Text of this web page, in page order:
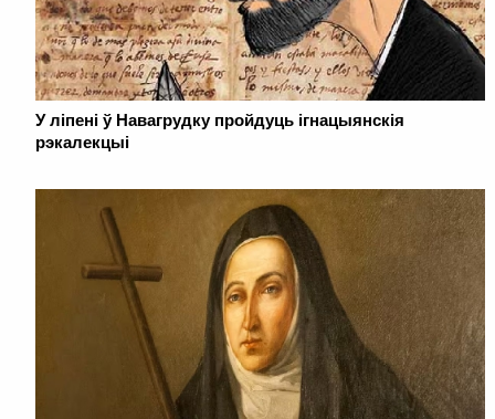
У ліпені ў Навагрудку пройдуць ігнацыянскія
рэкалекцыі